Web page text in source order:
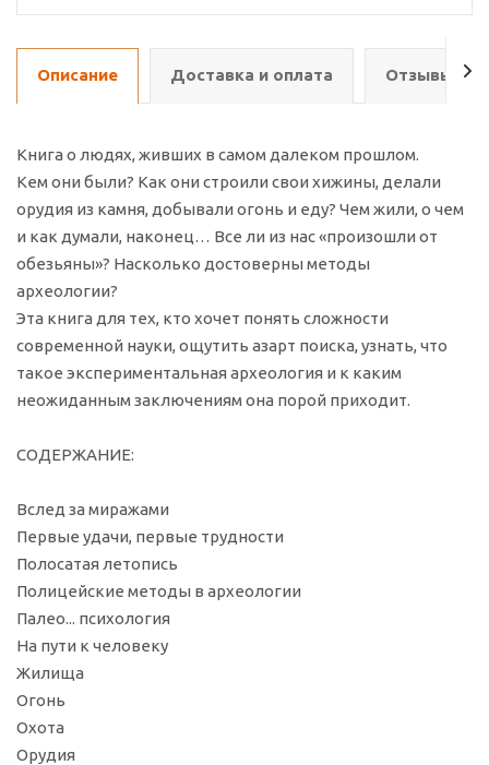
Описание Доставка и оплата Отзывы о
Книга о людях, живших в самом далеком прошлом.
Кем они были? Как они строили свои хижины, делали
орудия из камня, добывали огонь и еду? Чем жили, о чем
и как думали, наконец… Все ли из нас «произошли от
обезьяны»? Насколько достоверны методы
археологии?
Эта книга для тех, кто хочет понять сложности
современной науки, ощутить азарт поиска, узнать, что
такое экспериментальная археология и к каким
неожиданным заключениям она порой приходит.
СОДЕРЖАНИЕ:
Вслед за миражами
Первые удачи, первые трудности
Полосатая летопись
Полицейские методы в археологии
Палео... психология
На пути к человеку
Жилища
Огонь
Охота
Орудия